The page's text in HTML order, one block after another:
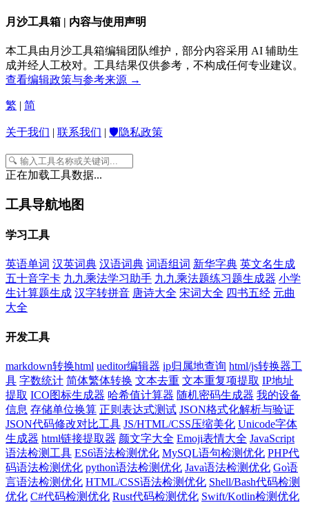
月沙工具箱 | 内容与使用声明
本工具由月沙工具箱编辑团队维护，部分内容采用 AI 辅助生
成并经人工校对。工具结果仅供参考，不构成任何专业建议。
查看编辑政策与参考来源 →
繁 | 简
关于我们 | 联系我们 | 🛡️隐私政策
正在加载工具数据...
工具导航地图
学习工具
英语单词 汉英词典 汉语词典 词语组词 新华字典 英文名生成
五十音字卡 九九乘法学习助手 九九乘法题练习题生成器 小学
生计算题生成 汉字转拼音 唐诗大全 宋词大全 四书五经 元曲
大全
开发工具
markdown转换html ueditor编辑器 ip归属地查询 html/js转换器工
具 字数统计 简体繁体转换 文本去重 文本重复项提取 IP地址
提取 ICO图标生成器 哈希值计算器 随机密码生成器 我的设备
信息 存储单位换算 正则表达式测试 JSON格式化解析与验证
JSON代码修改对比工具 JS/HTML/CSS压缩美化 Unicode字体
生成器 html链接提取器 颜文字大全 Emoji表情大全 JavaScript
语法检测工具 ES6语法检测优化 MySQL语句检测优化 PHP代
码语法检测优化 python语法检测优化 Java语法检测优化 Go语
言语法检测优化 HTML/CSS语法检测优化 Shell/Bash代码检测
优化 C#代码检测优化 Rust代码检测优化 Swift/Kotlin检测优化